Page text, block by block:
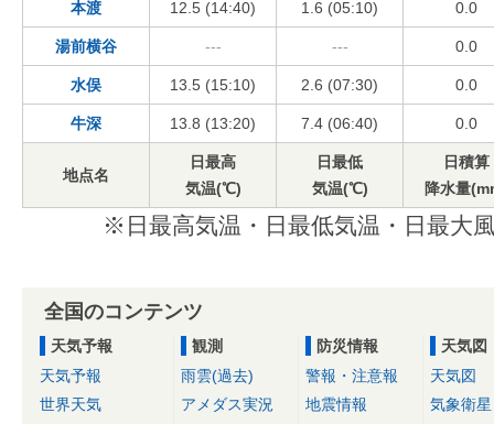
本渡 12.5 (14:40) 1.6 (05:10) 0.0
湯前横谷 --- --- 0.0
水俣 13.5 (15:10) 2.6 (07:30) 0.0
牛深 13.8 (13:20) 7.4 (06:40) 0.0
地点名
日最高
気温(℃)
日最低
気温(℃)
日積算
降水量
※日最高気温・日最低気温・日最大
全国のコンテンツ
天気予報
天気予報
世界天気
観測
雨雲(過去)
アメダス実況
防災情報
警報・注意報
地震情報
天気図
天気図
気象衛星